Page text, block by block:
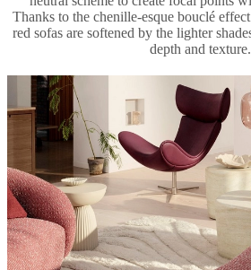
Thanks to the chenille-esque bouclé
red sofas are softened by the lighter
depth and texture.